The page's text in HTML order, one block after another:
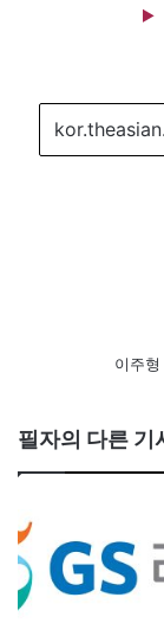
이주
필자의 다른 기